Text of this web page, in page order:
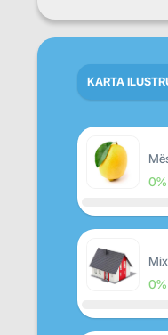
KARTA
0%
0%